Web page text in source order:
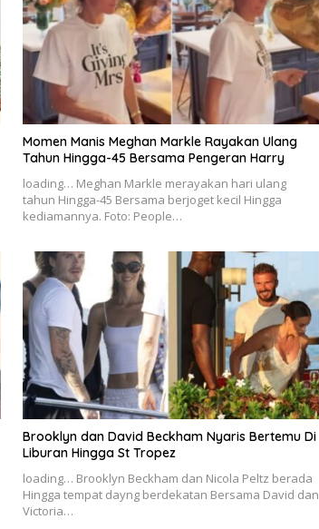
Momen Manis Meghan Markle Rayakan Ulang
Tahun Hingga-45 Bersama Pengeran Harry
loading… Meghan Markle merayakan hari ulang
tahun Hingga-45 Bersama berjoget kecil Hingga
kediamannya. Foto: People…
Brooklyn dan David Beckham Nyaris Bertemu Di
Liburan Hingga St Tropez
loading… Brooklyn Beckham dan Nicola Peltz berada
Hingga tempat dayng berdekatan Bersama David dan
Victoria…